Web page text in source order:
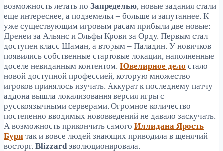
возможность летать по Запределью, новые задания стали
еще интереснее, а подземелья – больше и запутаннее. К
уже существующим игровым расам прибыли две новые:
Дренеи за Альянс и Эльфы Крови за Орду. Первым стал
доступен класс Шаман, а вторым – Паладин. У новичков
появились собственные стартовые локации, наполненные
доселе невиданным контентом. Ювелирное дело стало
новой доступной профессией, которую множество
игроков принялось изучать. Аккурат к последнему патчу
аддона вышла локализовання версия игры с
русскоязычными серверами. Огромное количество
постепенно вводимых нововведений не давало заскучать.
А возможность прикончить самого Иллидана Ярость
Бури так и вовсе людей знающих приводила в щенячий
восторг. Blizzard эволюционировала.